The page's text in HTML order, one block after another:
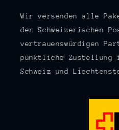
Wir versenden alle
der Schweizerischen
vertrauenswürdigen
pünktliche Zustellung
Schweiz und